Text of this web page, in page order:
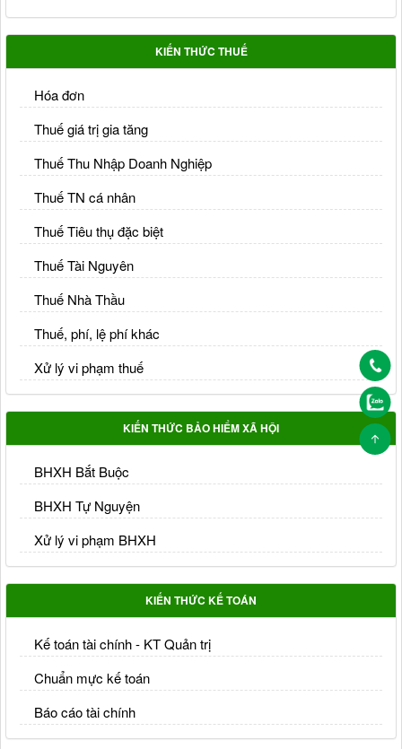
KIẾN THỨC THUẾ
Hóa đơn
Thuế giá trị gia tăng
Thuế Thu Nhập Doanh Nghiệp
Thuế TN cá nhân
Thuế Tiêu thụ đặc biệt
Thuế Tài Nguyên
Thuế Nhà Thầu
Thuế, phí, lệ phí khác
Xử lý vi phạm thuế
KIẾN THỨC BẢO HIỂM XÃ HỘI
BHXH Bắt Buộc
BHXH Tự Nguyện
Xử lý vi phạm BHXH
KIẾN THỨC KẾ TOÁN
Kế toán tài chính - KT Quản trị
Chuẩn mực kế toán
Báo cáo tài chính